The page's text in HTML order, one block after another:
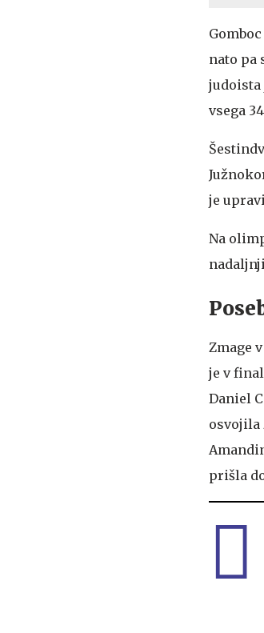
nato pa
judoista
vsega
je
Na
Zmage
je v
Daniel
osvojila
prišla